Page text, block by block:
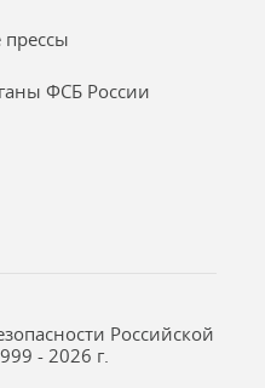
прессы
ФСБ России
Российской
- 2026 г.